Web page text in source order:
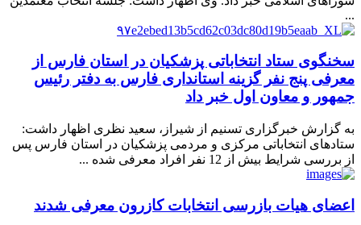
...
سخنگوی ستاد انتخاباتی پزشکیان در استان فارس از
معرفی پنج نفر گزینه استانداری فارس به دفتر رئیس
جمهور و معاون اول خبر داد
به گزارش خبرگزاری تسنیم از شیراز، سعید نظری اظهار داشت:
ستاد‌های انتخاباتی مرکزی و مردمی پزشکیان در استان فارس پس
از بررسی شرایط بیش از 12 نفر افراد معرفی شده ...
اعضای هیات بازرسی انتخابات کازرون معرفی شدند